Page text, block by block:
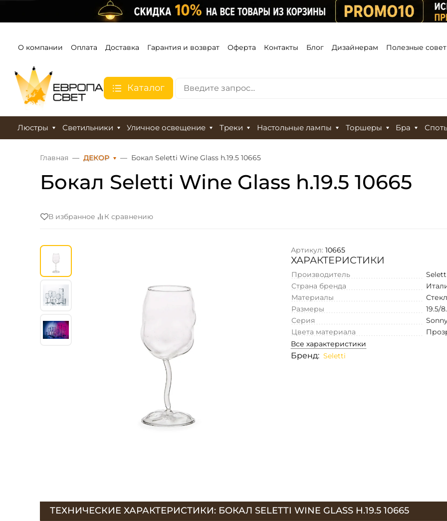
О компании Оплата Доставка Гарантия и возврат Оферта Контакты Блог Дизайнерам Полезные
Каталог
Люстры Светильники Уличное освещение Треки Настольные лампы Торшеры Бра
Главная ДЕКОР Бокал Seletti Wine Glass h.19.5 10665
Бокал Seletti Wine Glass h.19.5 10665
В избранное К сравнению
Артикул: 10665
ХАРАКТЕРИСТИКИ
Производитель
Страна бренда
Материалы
Размеры
19.5/
Серия
Цвета материала
Все характеристики
Бренд: Seletti
ТЕХНИЧЕСКИЕ ХАРАКТЕРИСТИКИ: БОКАЛ SELETTI WINE GLASS H.19.5 10665